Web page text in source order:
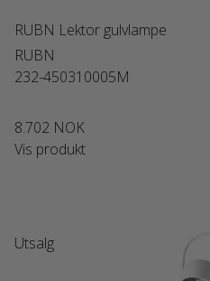
RUBN Lektor gulvlampe
RUBN
232-450310005M
8.702 NOK
Vis produkt
Utsalg